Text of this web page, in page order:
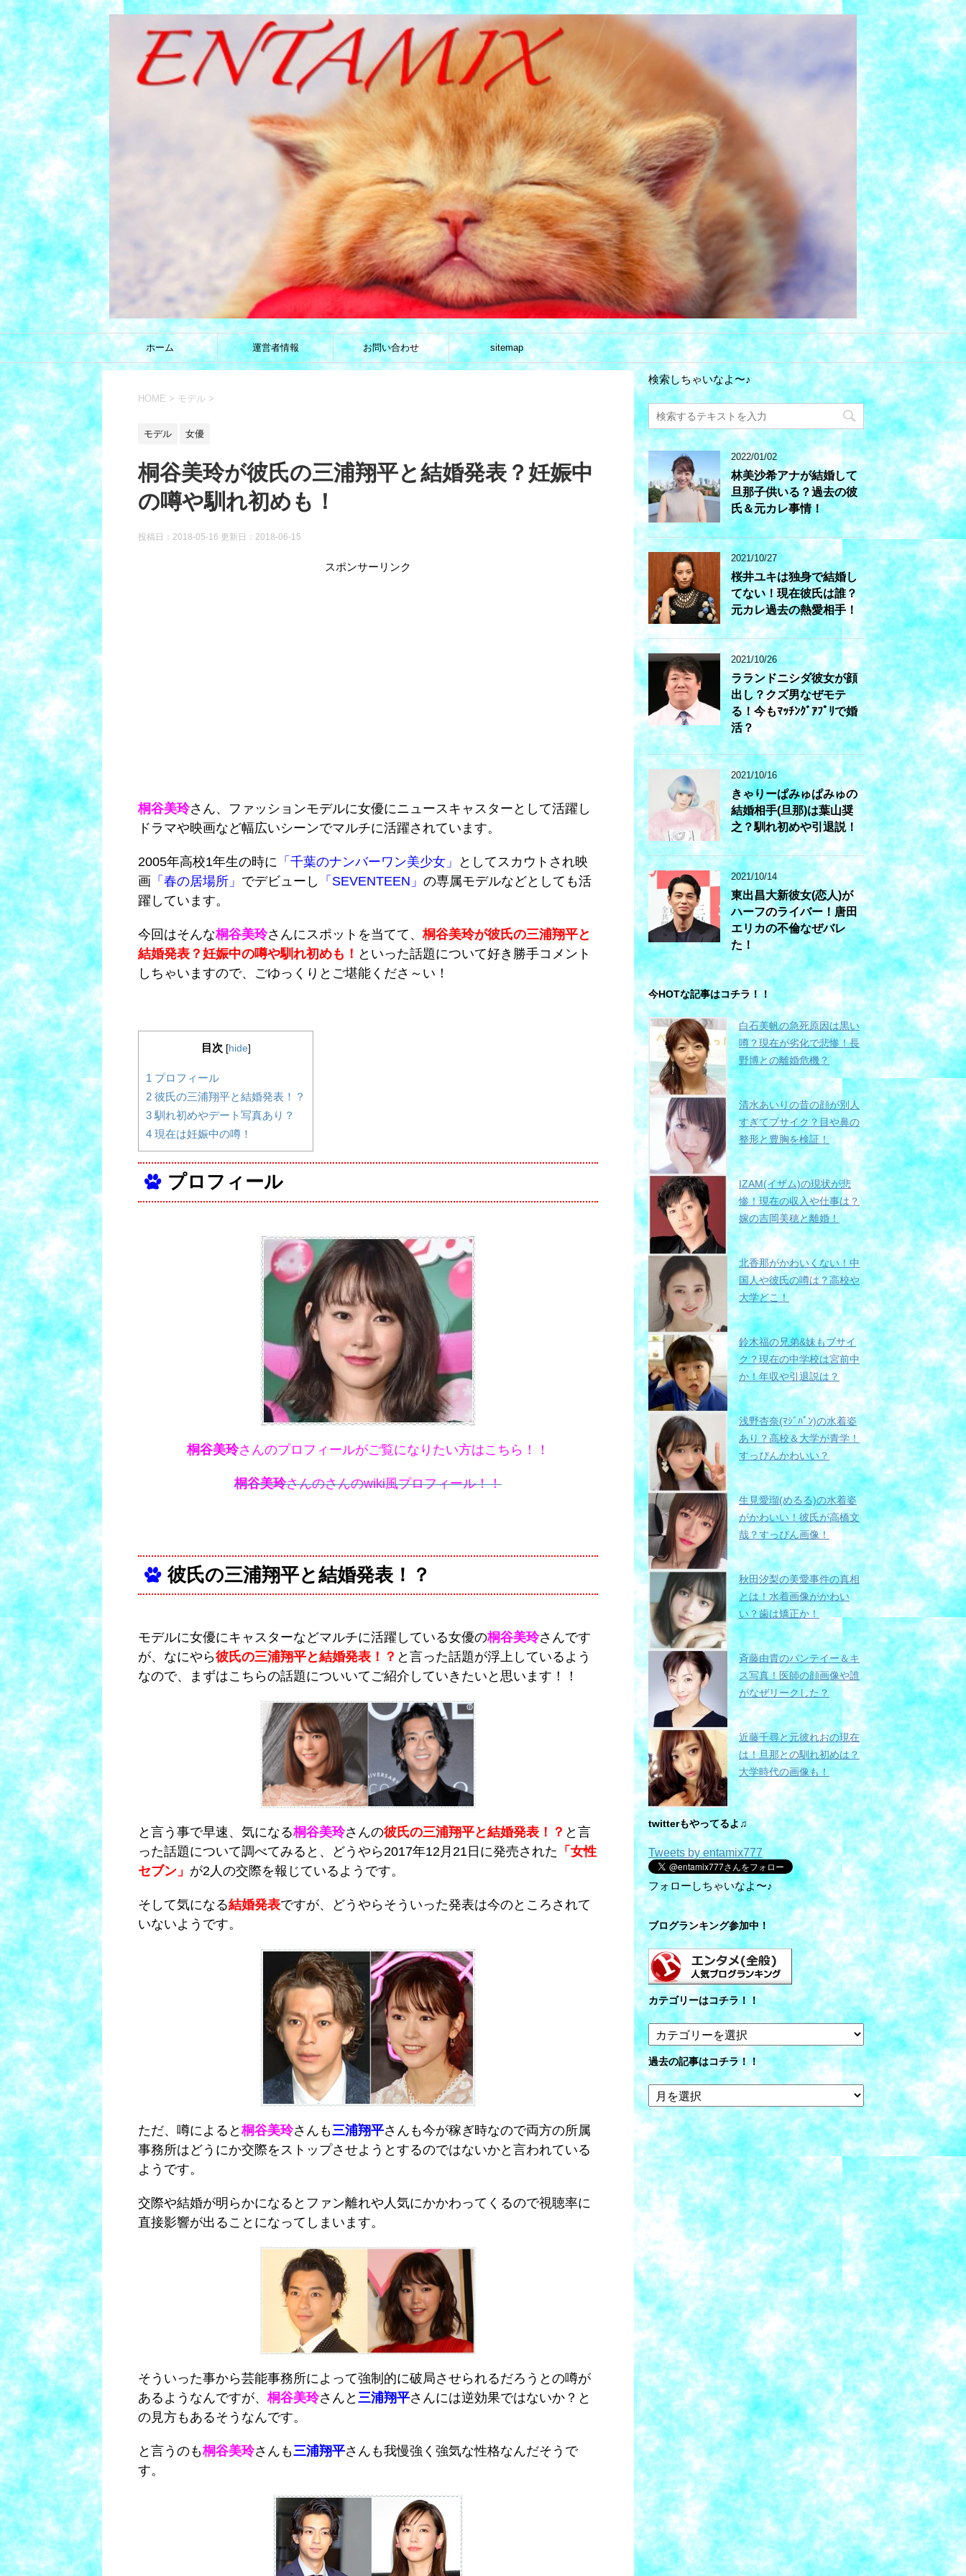
ホーム 運営者情報 お問い合わせ sitemap
HOME > モデル >
モデル 女優
桐谷美玲が彼氏の三浦翔平と結婚発表？妊娠中
の噂や馴れ初めも！
投稿日：2018-05-16 更新日： 2018-06-15
スポンサーリンク
桐谷美玲さん、ファッションモデルに女優にニュースキャスターとして活躍し
ドラマや映画など幅広いシーンでマルチに活躍されています。
2005年高校1年生の時に 「千葉のナンバーワン美少女」
としてスカウトされ映
画 「春の居場所」 でデビューし 「SEVENTEEN」 の専属モデルなどとしても活
躍しています。
今回はそんな桐谷美玲さんにスポットを当てて、桐谷美玲が彼氏の三浦翔平と
結婚発表？妊娠中の噂や馴れ初めも！ といった話題について好き勝手コメント
しちゃいますので、ごゆっくりとご堪能くださ～い！
目次 [hide]
1 プロフィール
2 彼氏の三浦翔平と結婚発表！？
3 馴れ初めやデート写真あり？
4 現在は妊娠中の噂！
プロフィール
桐谷美玲さんのプロフィールがご覧になりたい方はこちら！！
桐谷美玲さんのさんのwiki風プロフィール！！
彼氏の三浦翔平と結婚発表！？
モデルに女優にキャスターなどマルチに活躍している女優の桐谷美玲さんです
が、なにやら彼氏の三浦翔平と結婚発表！？ と言った話題が浮上しているよう
なので、まずはこちらの話題についいてご紹介していきたいと思います！！
と言う事で早速、気になる桐谷美玲さんの彼氏の三浦翔平と結婚発表！？ と言
った話題について調べてみると、どうやら2017年12月21日に発売された 「女性
セブン」 が2人の交際を報じているようです。
そして気になる結婚発表ですが、どうやらそういった発表は今のところされて
いないようです。
ただ、噂によると桐谷美玲さんも三浦翔平さんも今が稼ぎ時なので両方の所属
事務所はどうにか交際をストップさせようとするのではないかと言われている
ようです。
交際や結婚が明らかになるとファン離れや人気にかかわってくるので視聴率に
直接影響が出ることになってしまいます。
そういった事から芸能事務所によって強制的に破局させられるだろうとの噂が
あるようなんですが、桐谷美玲さんと 三浦翔平さんには逆効果ではないか？と
の見方もあるそうなんです。
と言うのも桐谷美玲さんも三浦翔平さんも我慢強く強気な性格なんだそうで
す。
検索しちゃいなよ〜♪
2022/01/02
林美沙希アナが結婚して
旦那子供いる？過去の彼
氏＆元カレ事情！
2021/10/27
桜井ユキは独身で結婚し
てない！現在彼氏は誰？
元カレ過去の熱愛相手！
2021/10/26
ラランドニシダ彼女が顔
出し？クズ男なぜモテ
る！今もﾏｯﾁﾝｸﾞｱﾌﾟﾘで婚
活？
2021/10/16
きゃりーぱみゅぱみゅの
結婚相手(旦那)は葉山奨
之？馴れ初めや引退説！
2021/10/14
東出昌大新彼女(恋人)が
ハーフのライバー！唐田
エリカの不倫なぜバレ
た！
今HOTな記事はコチラ！！
白石美帆の急死原因は黒い
噂？現在が劣化で悲惨！長
野博との離婚危機？
清水あいりの昔の顔が別人
すぎてブサイク？目や鼻の
整形と豊胸を検証！
IZAM(イザム)の現状が悲
惨！現在の収入や仕事は？
嫁の吉岡美穂と離婚！
北香那がかわいくない！中
国人や彼氏の噂は？高校や
大学どこ！
鈴木福の兄弟&妹もブサイ
ク？現在の中学校は宮前中
か！年収や引退説は？
浅野杏奈(ﾏｼﾞﾊﾟﾝ)の水着姿
あり？高校＆大学が青学！
すっぴんかわいい？
生見愛瑠(めるる)の水着姿
がかわいい！彼氏が高橋文
哉？すっぴん画像！
秋田汐梨の美愛事件の真相
とは！水着画像がかわい
い？歯は矯正か！
斉藤由貴のパンテイー＆キ
ス写真！医師の顔画像や誰
がなぜリークした？
近藤千尋と元彼れおの現在
は！旦那との馴れ初めは？
大学時代の画像も！
twitterもやってるよ♫
Tweets by entamix777
フォローしちゃいなよ〜♪
ブログランキング参加中！
カテゴリーはコチラ！！
テ
ゴ
リ
ー
は
コ
チ
ラ！！
過去の記事はコチラ！！
過
去
の
記
事
は
コ
チ
ラ！！